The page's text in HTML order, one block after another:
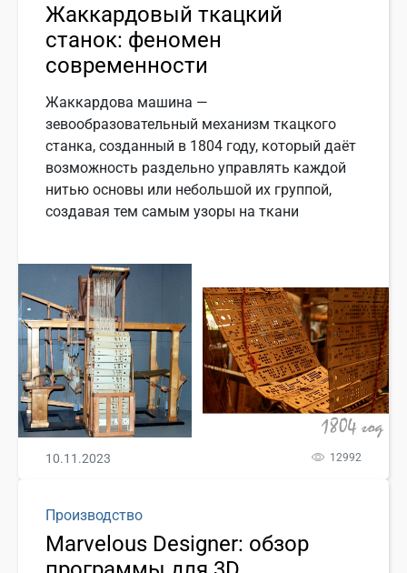
Жаккардовый ткацкий
станок: феномен
современности
Жаккардова машина —
зевообразовательный механизм ткацкого
станка, созданный в 1804 году, который даёт
возможность раздельно управлять каждой
нитью основы или небольшой их группой,
создавая тем самым узоры на ткани
10.11.2023 12992
Производство
Marvelous Designer: обзор